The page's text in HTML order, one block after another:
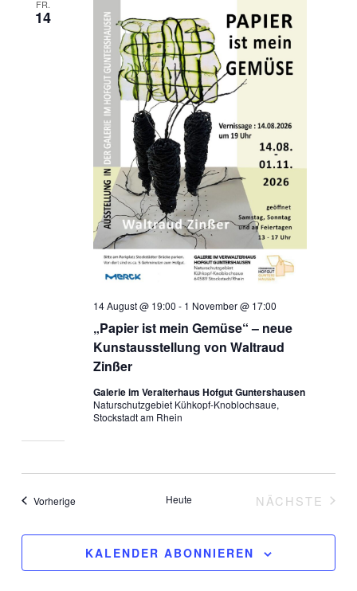
FR.
14
„Papier ist mein Gemüse“ – neue
Kunstausstellung von Waltraud
Zinßer
14 August @ 19:00 - 1 November @ 17:00
Galerie im Veralterhaus Hofgut Guntershausen
Naturschutzgebiet Kühkopf-Knoblochsaue,
Stockstadt am Rhein
Vorherige Heute
NÄCHSTE
KALENDER ABONNIEREN